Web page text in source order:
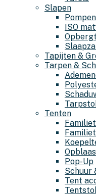
Slapen
Pompen
ISO
Tapijten &
Tarpen &
Tenten
Pop-Up
Schuur
Tent